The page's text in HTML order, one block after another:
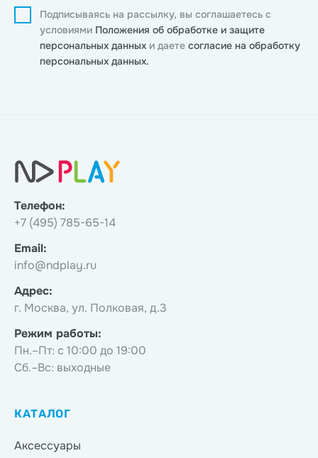
Подписываясь на рассылку, вы соглашаетесь с
условиями Положения об обработке и защите
персональных данных и даете согласие на обработку
персональных данных.
Телефон:
+7 (495) 785-65-14
Email:
info@ndplay.ru
Адрес:
г. Москва, ул. Полковая, д.3
Режим работы:
Пн.–Пт: с 10:00 до 19:00
Сб.–Вс: выходные
КАТАЛОГ
Аксессуары